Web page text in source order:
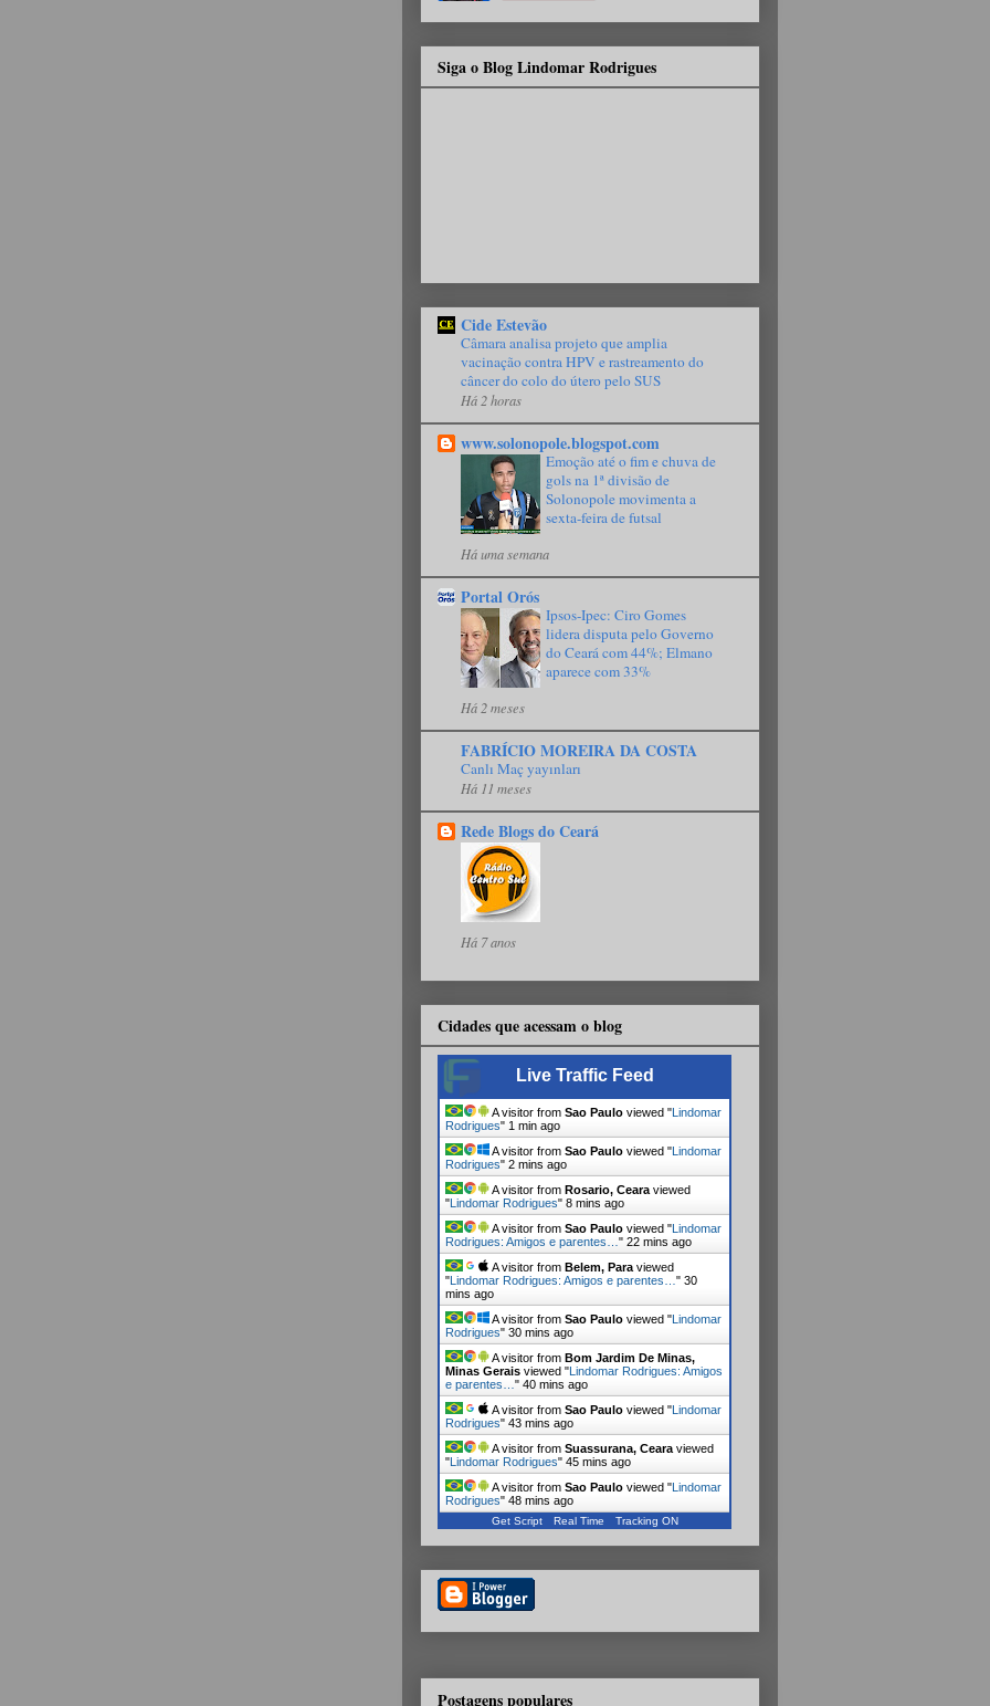
Siga o Blog Lindomar Rodrigues
Cide Estevão
Câmara analisa projeto que amplia
vacinação contra HPV e rastreamento do
câncer do colo do útero pelo SUS
Há 2 horas
www.solonopole.blogspot.com
Emoção até o fim e chuva de
gols na 1ª divisão de
Solonopole movimenta a
sexta-feira de futsal
Há uma semana
Portal Orós
Ipsos-Ipec: Ciro Gomes
lidera disputa pelo Governo
do Ceará com 44%; Elmano
aparece com 33%
Há 2 meses
FABRÍCIO MOREIRA DA COSTA
Canlı Maç yayınları
Há 11 meses
Rede Blogs do Ceará
Há 7 anos
Cidades que acessam o blog
Live Traffic Feed
A visitor from Sao Paulo viewed " Lindomar
Rodrigues" 1 min ago
A visitor from Sao Paulo viewed " Lindomar
Rodrigues" 2 mins ago
A visitor from Rosario, Ceara viewed
" Lindomar Rodrigues" 8 mins ago
A visitor from Sao Paulo viewed " Lindomar
Rodrigues: Amigos e parentes… " 22 mins ago
A visitor from Belem, Para viewed
" Lindomar Rodrigues: Amigos e parentes… " 30
mins ago
A visitor from Sao Paulo viewed " Lindomar
Rodrigues" 30 mins ago
A visitor from Bom Jardim De Minas,
Minas Gerais viewed " Lindomar Rodrigues: Amigos
e parentes… " 40 mins ago
A visitor from Sao Paulo viewed " Lindomar
Rodrigues" 43 mins ago
A visitor from Suassurana, Ceara viewed
" Lindomar Rodrigues" 45 mins ago
A visitor from Sao Paulo viewed " Lindomar
Rodrigues" 48 mins ago
Get Script Real Time Tracking ON
Postagens populares